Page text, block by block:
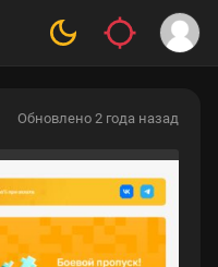
Обновлено 2 года назад